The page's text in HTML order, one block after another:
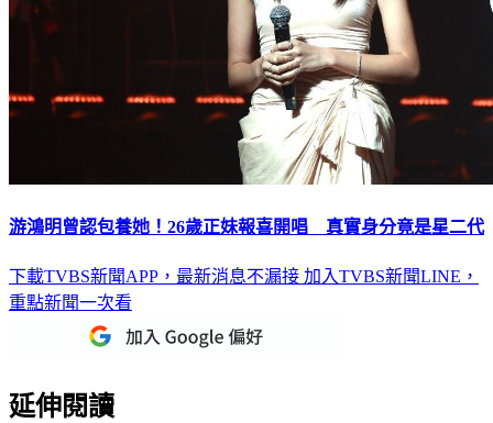
游鴻明曾認包養她！26歲正妹報喜開唱 真實身分竟是星二代
下載TVBS新聞APP，最新消息不漏接 加入TVBS新聞LINE，
重點新聞一次看
延伸閱讀